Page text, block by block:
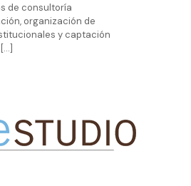
de consultoría
organización de
y captación
[…]